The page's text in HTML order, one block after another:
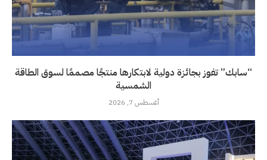
“سابك” تفوز بجائزة دولية لابتكارها منتجًا مصممًا لسوق الطاقة
الشمسية
أغسطس 7, 2026